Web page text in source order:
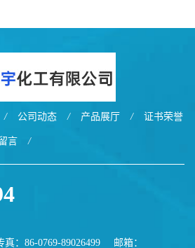
/ 公司动态 / 产品展厅 / 证书荣誉
言 /
真：86-0769-89026499 邮箱：